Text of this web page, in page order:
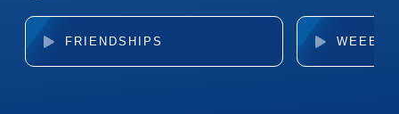
FRIENDSHIPS WEEE